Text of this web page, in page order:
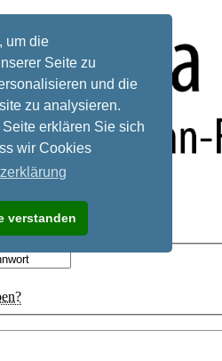
um die
Seite zu
und die
zu analysieren.
erklären Sie sich
wir Cookies
verstanden